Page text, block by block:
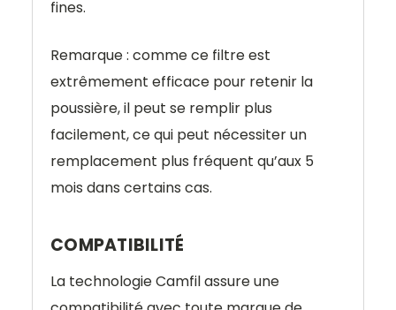
fines.
Remarque : comme ce filtre est
extrêmement efficace pour retenir la
poussière, il peut se remplir plus
facilement, ce qui peut nécessiter un
remplacement plus fréquent qu’aux 5
mois dans certains cas.
COMPATIBILITÉ
La technologie Camfil assure une